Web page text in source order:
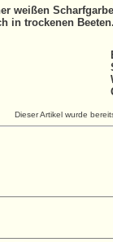
weißen
in trockenen Beeten.
Dieser Artikel wurde